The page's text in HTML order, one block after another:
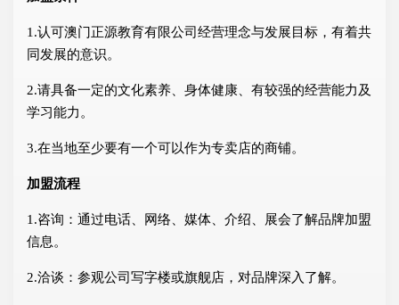
1.认可澳门正源教育有限公司经营理念与发展目标，有着共
同发展的意识。
2.请具备一定的文化素养、身体健康、有较强的经营能力及
学习能力。
3.在当地至少要有一个可以作为专卖店的商铺。
加盟流程
1.咨询：通过电话、网络、媒体、介绍、展会了解品牌加盟
信息。
2.洽谈：参观公司写字楼或旗舰店，对品牌深入了解。